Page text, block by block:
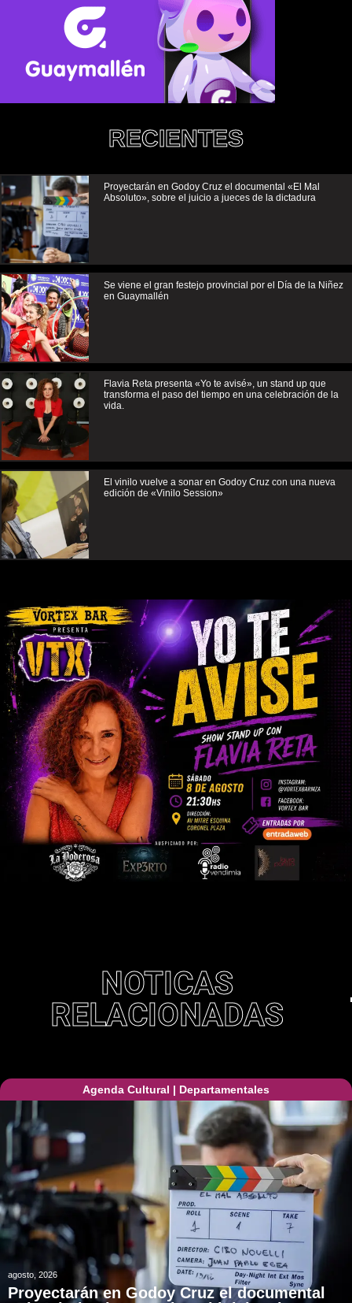
RECIENTES
Proyectarán en Godoy Cruz el documental «El Mal
Absoluto», sobre el juicio a jueces de la dictadura
Se viene el gran festejo provincial por el Día de la Niñez
en Guaymallén
Flavia Reta presenta «Yo te avisé», un stand up que
transforma el paso del tiempo en una celebración de la
vida.
El vinilo vuelve a sonar en Godoy Cruz con una nueva
edición de «Vinilo Session»
NOTICAS
RELACIONADAS
Agenda Cultural | Departamentales
agosto, 2026
Proyectarán en Godoy Cruz el documental